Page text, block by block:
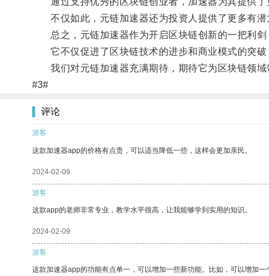
不仅如此，元链加速器还为投资人提供了更多有潜
总之，元链加速器作为开启区块链创新的一把利剑
它不仅促进了区块链技术的进步和商业模式的突破
我们对元链加速器充满期待，期待它为区块链领域
#3#
评论
游客
这款加速器app的价格有点贵，可以适当降低一些，这样会更加亲民。
2024-02-09
游客
这款app的老师非常专业，教学水平很高，让我能够学到实用的知识。
2024-02-09
游客
这款加速器app的功能有点单一，可以增加一些新功能。比如，可以增加